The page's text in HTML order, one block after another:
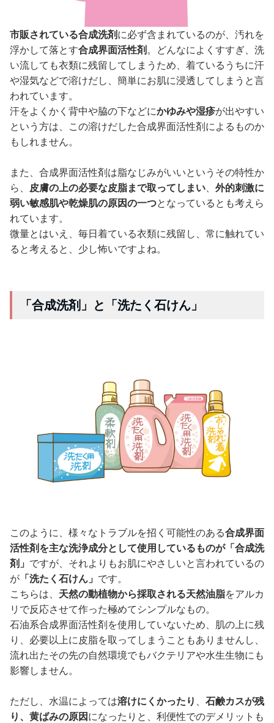
市販されている合成洗剤に必ず含まれているのが、汚れを
浮かして落とす合成界面活性剤。どんなによくすすぎ、洗
い流しても衣類に残留してしまうため、着ているうちに汗
や湿気などで溶けだし、簡単にお肌に浸透してしまうと言
われています。
汗をよくかく背中や脇の下などにかゆみや湿疹が出やすい
という方は、この溶けだした合成界面活性剤によるものか
もしれません。
また、合成界面活性剤は脂なじみがいいというその特性か
ら、 皮膚の上の必要な皮脂まで取ってしまい
外的刺激に
弱い敏感肌や乾燥肌の原因の一つとなっているとも考えら
れています。
微量とはいえ、毎日着ている衣類に残留し、常に触れてい
ると考えると、少し怖いですよね。
「合成洗剤」と「洗たく石けん」
このように、様々なトラブルを招く可能性のある合成界面
活性剤を主な洗浄成分として使用しているものが「合成洗
剤」 ですが、それよりもお肌にやさしいと言われているの
が 「洗たく石けん」 です。
こちらは、 天然の動植物から採取される天然油脂をアルカ
リで反応させて作った極めてシンプルなもの。
石油系合成界面活性剤を使用していないため、肌の上に残
り、必要以上に皮脂を取ってしまうこともありませんし、
流れ出たその先の自然環境でもバクテリアや水生生物にも
影響しません。
ただし、水温によっては溶けにくかったり
石鹸カスが残
り、黄ばみの原因になったりと、利便性でのデメリットも